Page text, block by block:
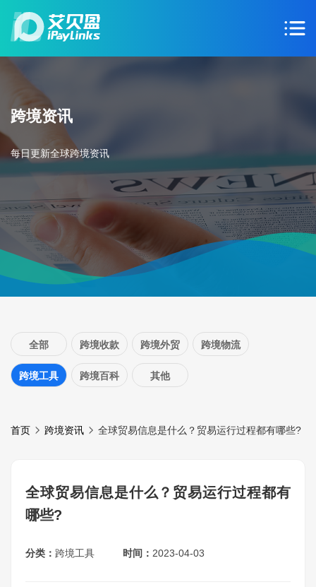
跨境资讯
每日更新全球跨境资讯
全部 跨境收款 跨境外贸 跨境物流
跨境工具 跨境百科 其他
首页 跨境资讯 全球贸易信息是什么？贸易运行过程都有哪些?
全球贸易信息是什么？贸易运行过程都有
哪些?
分类： 跨境工具 时间： 2023-04-03